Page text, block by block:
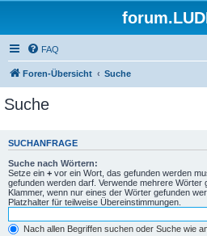
FAQ
Foren-Übersicht Suche
Suche
SUCHANFRAGE
Suche nach Wörtern:
Setze ein + vor ein Wort, das gefunden werden
gefunden werden darf. Verwende mehrere Wörter
Klammer, wenn nur eines der Wörter gefunden
Platzhalter für teilweise Übereinstimmungen.
Nach allen Begriffen suchen oder Suche wie